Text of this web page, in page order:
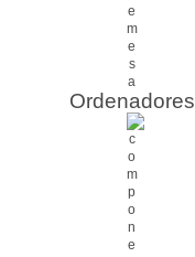
Ordenadores